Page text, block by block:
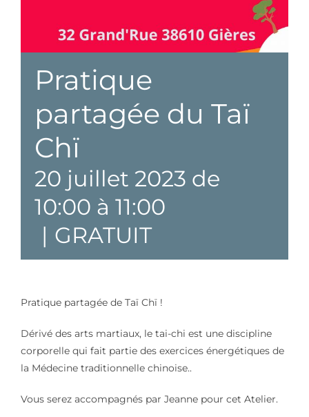
Pratique
partagée du Taï
Chï
20 juillet 2023 de
10:00 à 11:00
| GRATUIT
Pratique partagée de Taï Chï !
Dérivé des arts martiaux, le tai-chi est une discipline
corporelle qui fait partie des exercices énergétiques de
la Médecine traditionnelle chinoise..
Vous serez accompagnés par Jeanne pour cet Atelier.